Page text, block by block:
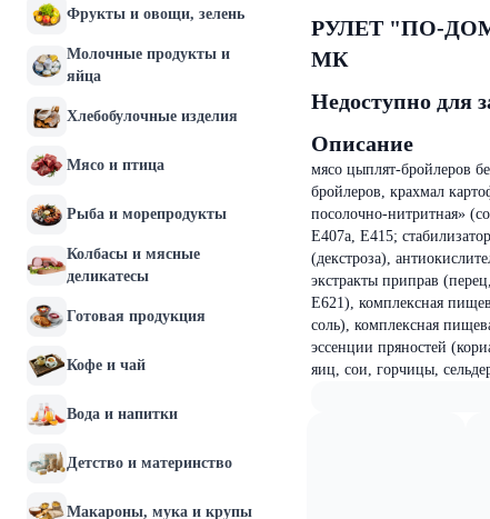
Фрукты и овощи, зелень
Молочные продукты и
яйца
Хлебобулочные изделия
Мясо и птица
Рыба и морепродукты
Колбасы и мясные
деликатесы
Готовая продукция
Кофе и чай
Вода и напитки
Детство и материнство
Макароны, мука и крупы
РУЛЕТ "ПО-
МК
Недоступно для
Описание
мясо цыплят-бройлеров
бройлеров, крахмал
посолочно-нитритная»
Е407а, Е415;
(декстроза),
экстракты приправ
Е621), комплексная
соль), комплексная
эссенции пряностей
яиц, сои, горчицы,